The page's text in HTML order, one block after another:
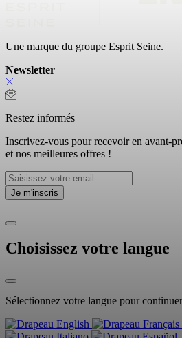
Une marque du groupe Esprit Seine.
Newsletter
Restez informés
Inscrivez-vous pour recevoir en avant-
et nos meilleures offres !
Choisissez votre langue
Sélectionnez votre langue pour